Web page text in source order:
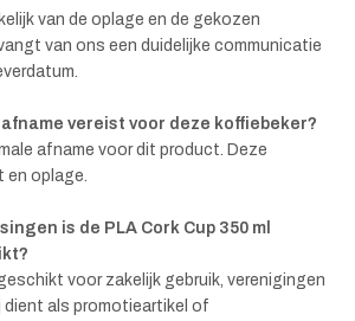
van de oplage en de gekozen
van ons een duidelijke communicatie
afname vereist voor deze koffiebeker?
afname voor dit product. Deze
en oplage.
is de PLA Cork Cup 350 ml
voor zakelijk gebruik, verenigingen
dient als promotieartikel of